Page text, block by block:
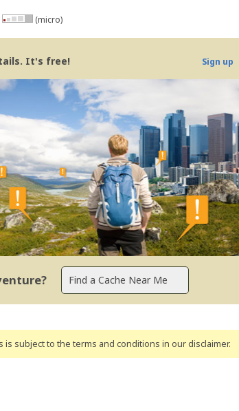
(micro)
It's free! Sign up
is subject to the terms and conditions in our disclaimer.